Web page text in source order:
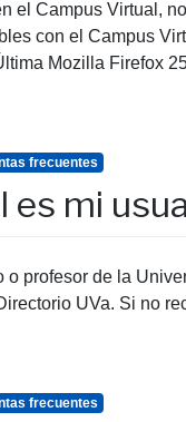
el Campus Virtual,
con el Campus
Mozilla Firefox
frecuentes
es mi
o profesor de la
UVa. Si no
frecuentes